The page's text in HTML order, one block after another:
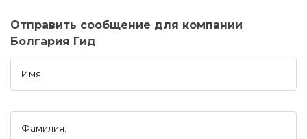
Отправить сообщение для компании
Болгария Гид
Имя:
Фамилия: